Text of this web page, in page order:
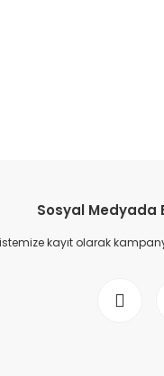
Sosyal Medyada
kayıt olarak